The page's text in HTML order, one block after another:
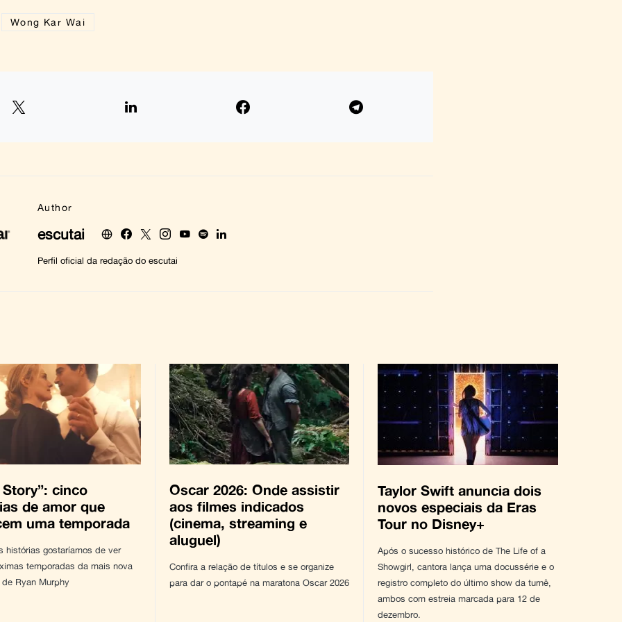
Wong Kar Wai
Author
escutai
Perfil oficial da redação do escutai
Story”: cinco
de amor que
uma temporada
histórias gostaríamos de ver
temporadas da mais nova
Ryan Murphy
Oscar 2026: Onde assistir
aos filmes indicados
(cinema, streaming e
aluguel)
Confira a relação de títulos e se organize
para dar o pontapé na maratona Oscar 2026
Taylor Swift anuncia dois
novos especiais da Eras
Tour no Disney+
Após o sucesso histórico de The Life of a
Showgirl, cantora lança uma docussérie e o
registro completo do último show da turnê,
ambos com estreia marcada para 12 de
dezembro.